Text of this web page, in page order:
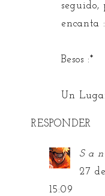
seguido,
encanta
Besos :*
Un
RESPONDER
S a
27
15:09